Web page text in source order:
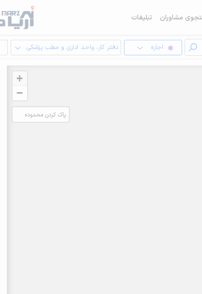
مشاوران تبلیغات
اجاره دفتر کار، واحد اداری و مطب پزشکی
+
−
پاک کردن محدوده